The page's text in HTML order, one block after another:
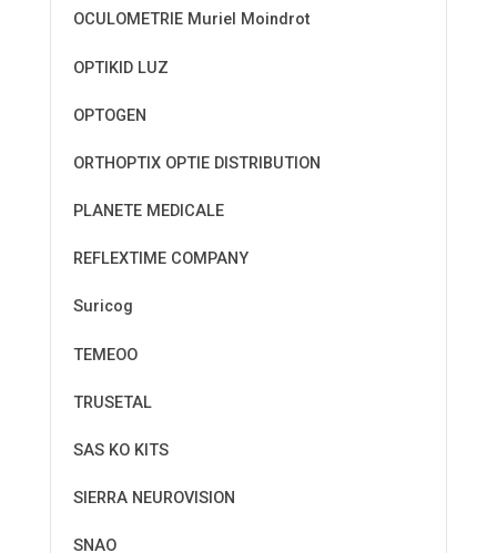
OCULOMETRIE Muriel Moindrot
OPTIKID LUZ
OPTOGEN
ORTHOPTIX OPTIE DISTRIBUTION
PLANETE MEDICALE
REFLEXTIME COMPANY
Suricog
TEMEOO
TRUSETAL
SAS KO KITS
SIERRA NEUROVISION
SNAO